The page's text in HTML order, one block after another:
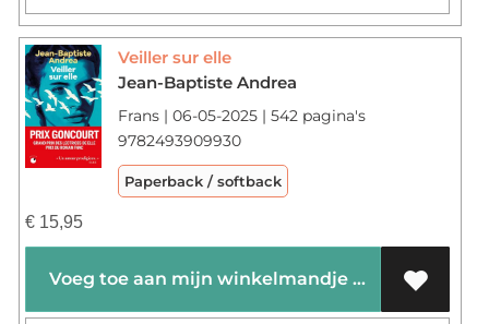
Veiller sur elle
Jean-Baptiste Andrea
Frans | 06-05-2025 | 542 pagina's
9782493909930
Paperback / softback
€15,95
Voeg toe aan mijn winkelmandje